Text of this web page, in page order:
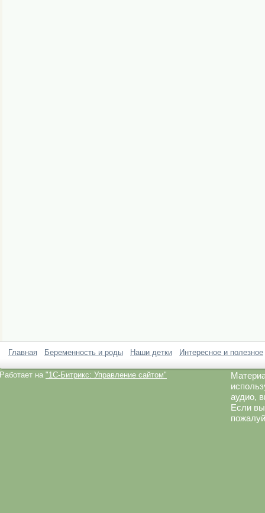
Главная Беременность и роды Наши детки Интересное и полезное
Работает на "1C-Битрикс: Управление сайтом"
аудио,
Если вы